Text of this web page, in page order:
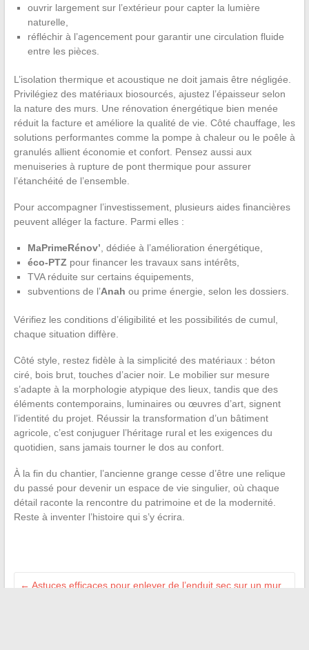
ouvrir largement sur l’extérieur pour capter la lumière
naturelle,
réfléchir à l’agencement pour garantir une circulation fluide
entre les pièces.
L’isolation thermique et acoustique ne doit jamais être négligée.
Privilégiez des matériaux biosourcés, ajustez l’épaisseur selon
la nature des murs. Une rénovation énergétique bien menée
réduit la facture et améliore la qualité de vie. Côté chauffage, les
solutions performantes comme la pompe à chaleur ou le poêle à
granulés allient économie et confort. Pensez aussi aux
menuiseries à rupture de pont thermique pour assurer
l’étanchéité de l’ensemble.
Pour accompagner l’investissement, plusieurs aides financières
peuvent alléger la facture. Parmi elles :
MaPrimeRénov’ , dédiée à l’amélioration énergétique,
éco-PTZ pour financer les travaux sans intérêts,
TVA réduite sur certains équipements,
subventions de l’Anah ou prime énergie, selon les dossiers.
Vérifiez les conditions d’éligibilité et les possibilités de cumul,
chaque situation diffère.
Côté style, restez fidèle à la simplicité des matériaux : béton
ciré, bois brut, touches d’acier noir. Le mobilier sur mesure
s’adapte à la morphologie atypique des lieux, tandis que des
éléments contemporains, luminaires ou œuvres d’art, signent
l’identité du projet. Réussir la transformation d’un bâtiment
agricole, c’est conjuguer l’héritage rural et les exigences du
quotidien, sans jamais tourner le dos au confort.
À la fin du chantier, l’ancienne grange cesse d’être une relique
du passé pour devenir un espace de vie singulier, où chaque
détail raconte la rencontre du patrimoine et de la modernité.
Reste à inventer l’histoire qui s’y écrira.
← Astuces efficaces pour enlever de l’enduit sec sur un mur